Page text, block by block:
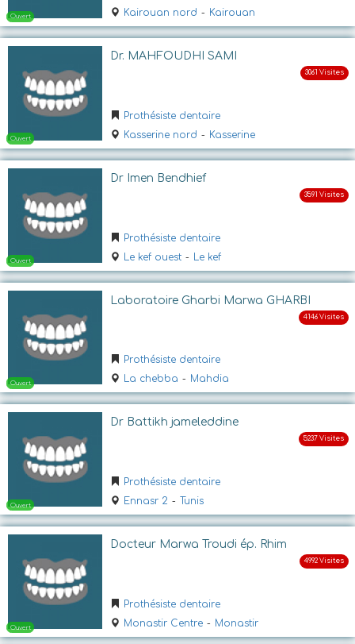
Ouvert
Ouvert
Ouvert
Kairouan nord - Kairouan
Dr. MAHFOUDHI SAMI
Prothésiste dentaire
Kasserine nord - Kasserine
Dr Imen Bendhief
Prothésiste dentaire
Le kef ouest - Le kef
Laboratoire Gharbi Marwa GHARBI
Prothésiste dentaire
La chebba - Mahdia
Dr Battikh jameleddine
Prothésiste dentaire
Ennasr 2 - Tunis
Docteur Marwa Troudi ép. Rhim
Prothésiste dentaire
Monastir Centre - Monastir